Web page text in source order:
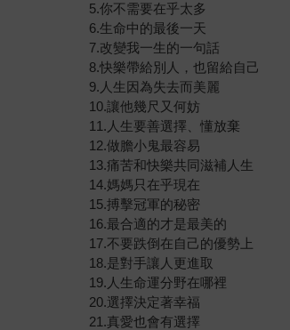
5.你不需要在乎太多
6.生命中的最後一天
7.改變我一生的一句話
8.快樂帶給別人，也留給自己
9.人生因為失去而美麗
10.讓他幾尺又何妨
11.人生要善選擇、懂放棄
12.做膽小鬼最容易
13.痛苦和快樂共同滋補人生
14.媽媽只在乎現在
15.搏擊冠軍的秘密
16.最合適的才是最美的
17.不要跌倒在自己的優勢上
18.是對手讓人更進取
19.人生命運分野在哪裡
20.選擇決定著幸福
21.真愛也會有選擇